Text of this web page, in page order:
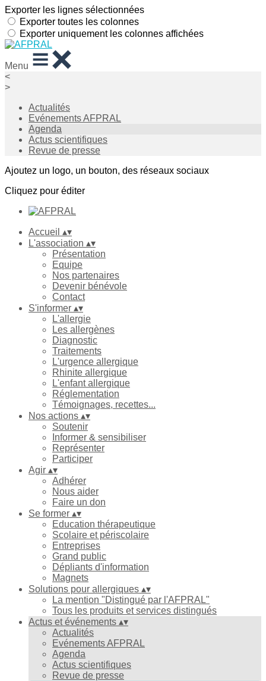
Exporter les lignes sélectionnées
Exporter toutes les colonnes
Exporter uniquement les colonnes affichées
Menu
<
>
Actualités
Evénements AFPRAL
Agenda
Actus scientifiques
Revue de presse
Ajoutez un logo, un bouton, des réseaux sociaux
Cliquez pour éditer
Accueil ▴▾
L'association ▴▾
Présentation
Equipe
Nos partenaires
Devenir bénévole
Contact
S'informer ▴▾
L'allergie
Les allergènes
Diagnostic
Traitements
L'urgence allergique
Rhinite allergique
L'enfant allergique
Réglementation
Témoignages, recettes...
Nos actions ▴▾
Soutenir
Informer & sensibiliser
Représenter
Participer
Agir ▴▾
Adhérer
Nous aider
Faire un don
Se former ▴▾
Education thérapeutique
Scolaire et périscolaire
Entreprises
Grand public
Dépliants d'information
Magnets
Solutions pour allergiques ▴▾
La mention "Distingué par l'AFPRAL"
Tous les produits et services distingués
Actus et événements ▴▾
Actualités
Evénements AFPRAL
Agenda
Actus scientifiques
Revue de presse